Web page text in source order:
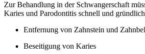
Zur Behandlung in der Schwangerschaft
Karies und Parodontitis schnell und
Entfernung von Zahnstein und
Beseitigung von Karies